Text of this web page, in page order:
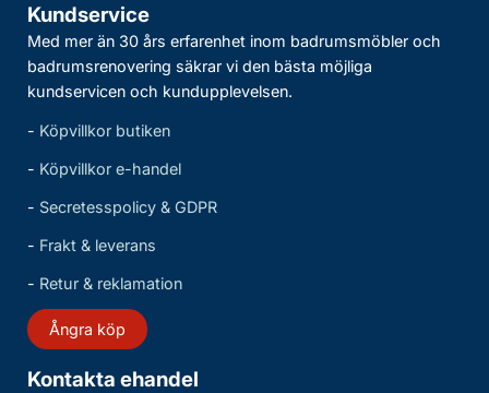
Kundservice
Med mer än 30 års erfarenhet inom badrumsmöbler och
badrumsrenovering säkrar vi den bästa möjliga
kundservicen och kundupplevelsen.
- Köpvillkor butiken
- Köpvillkor e-handel
- Secretesspolicy & GDPR
- Frakt & leverans
- Retur & reklamation
Ångra köp
Kontakta ehandel